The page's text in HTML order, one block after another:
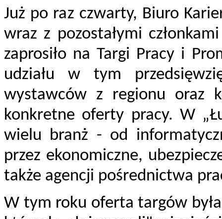
Już po raz czwarty, Biuro
wraz z pozostałymi
zaprosiło na Targi Pracy i
udziału w tym
wystawców z regionu oraz
konkretne oferty pracy. W
wielu branż - od
przez ekonomiczne,
także agencji pośrednictwa
W tym roku oferta targów